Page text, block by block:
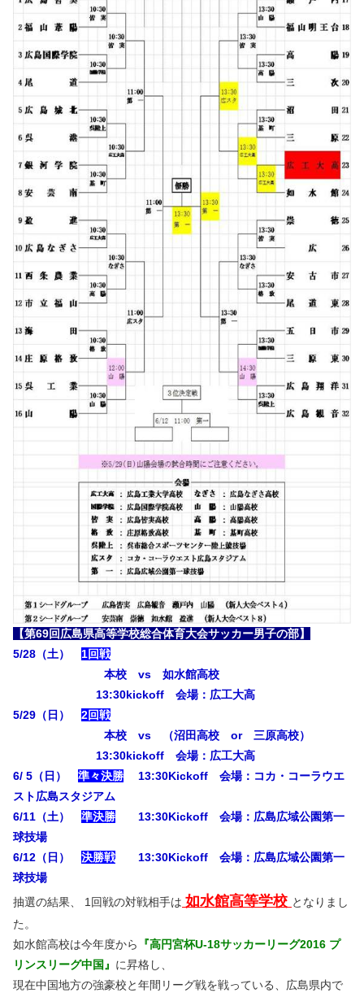
【第69回広島県高等学校総合体育大会サッカー男子の部】
5/28（土） 1回戦
本校 vs 如水館高校
13:30kickoff 会場：広工大高
5/29（日） 2回戦
本校 vs （沼田高校 or 三原高校）
13:30kickoff 会場：広工大高
6/ 5（日） 準々決勝 13:30Kickoff 会場：コカ・コーラウエ
スト広島スタジアム
6/11（土） 準決勝 13:30Kickoff 会場：広島広域公園第一
球技場
6/12（日） 決勝戦 13:30Kickoff 会場：広島広域公園第一
球技場
抽選の結果、 1回戦の対戦相手は 如水館高等学校 となりまし
た。
如水館高校は今年度から
『高円宮杯U-18サッカーリーグ2016 プ
リンスリーグ中国』 に昇格し、
現在中国地方の強豪校と年間リーグ戦を戦っている、広島県内で